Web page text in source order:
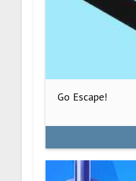
Go Escape!